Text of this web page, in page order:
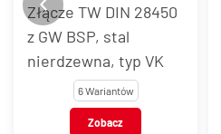
Złącze TW DIN 28450
z GW BSP, stal
nierdzewna, typ VK
6 Wariantów
Zobacz